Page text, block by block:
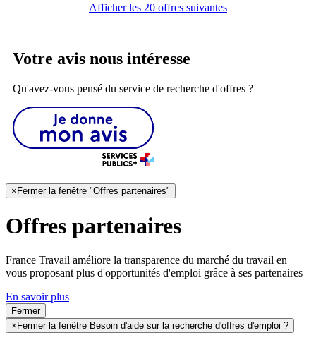
Afficher les 20 offres suivantes
Votre avis nous intéresse
Qu'avez-vous pensé du service de recherche d'offres ?
×Fermer la fenêtre "Offres partenaires"
Offres partenaires
France Travail améliore la transparence du marché du travail en
vous proposant plus d'opportunités d'emploi grâce à ses partenaires
En savoir plus
Fermer
× Fermer la fenêtre Besoin d'aide sur la recherche d'offres d'emploi ?